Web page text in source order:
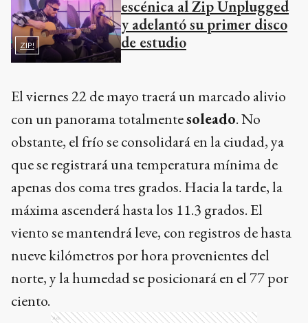
ZIP!
escénica al Zip Unplugged
y adelantó su primer disco
de estudio
El viernes 22 de mayo traerá un marcado alivio
con un panorama totalmentesoleado. No
obstante, el frío se consolidará en la ciudad, ya
que se registrará una temperatura mínima de
apenas dos coma tres grados. Hacia la tarde, la
máxima ascenderá hasta los 11.3 grados. El
viento se mantendrá leve, con registros de hasta
nueve kilómetros por hora provenientes del
norte, y la humedad se posicionará en el 77 por
ciento.
Ads